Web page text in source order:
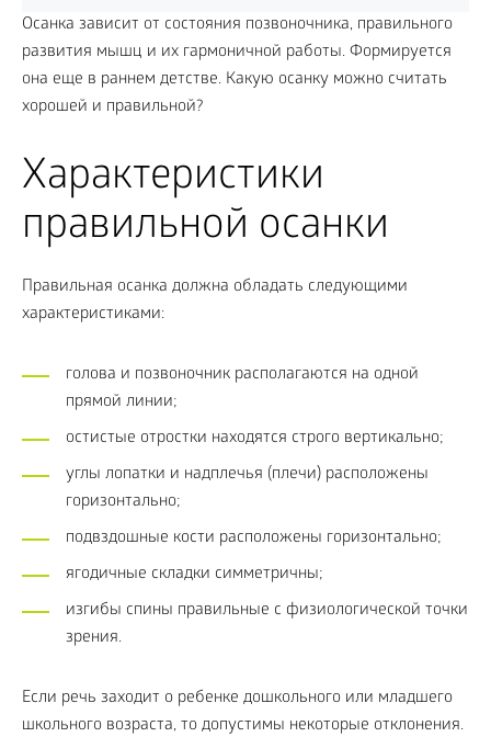
Осанка зависит от состояния позвоночника, правильного
развития мышц и их гармоничной работы. Формируется
она еще в раннем детстве. Какую осанку можно считать
хорошей и правильной?
Характеристики
правильной осанки
Правильная осанка должна обладать следующими
характеристиками:
голова и позвоночник располагаются на одной
прямой линии;
остистые отростки находятся строго вертикально;
углы лопатки и надплечья (плечи) расположены
горизонтально;
подвздошные кости расположены горизонтально;
ягодичные складки симметричны;
изгибы спины правильные с физиологической точки
зрения.
Если речь заходит о ребенке дошкольного или младшего
школьного возраста, то допустимы некоторые отклонения.